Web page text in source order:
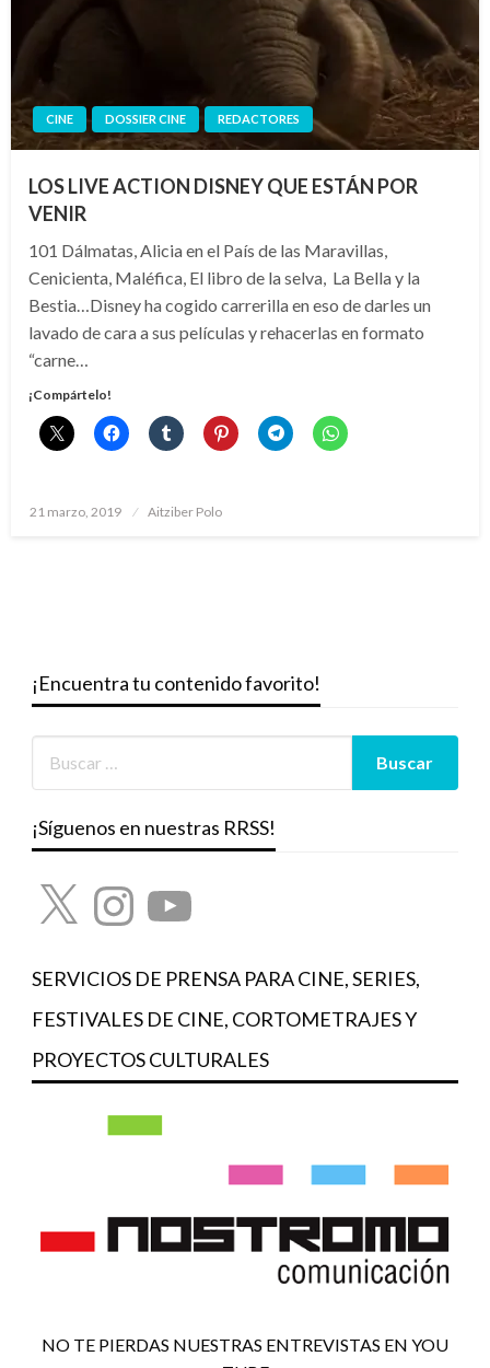
CINE DOSSIER CINE REDACTORES
LOS LIVE ACTION DISNEY QUE ESTÁN POR
VENIR
101 Dálmatas, Alicia en el País de las Maravillas,
Cenicienta, Maléfica, El libro de la selva, La Bella y la
Bestia…Disney ha cogido carrerilla en eso de darles un
lavado de cara a sus películas y rehacerlas en formato
“carne…
¡Compártelo!
Publicado
21 marzo, 2019 Aitziber Polo
¡Encuentra tu contenido favorito!
¡Síguenos en nuestras RRSS!
X InstagramYouTube
SERVICIOS DE PRENSA PARA CINE, SERIES,
FESTIVALES DE CINE, CORTOMETRAJES Y
PROYECTOS CULTURALES
NO TE PIERDAS NUESTRAS ENTREVISTAS EN YOU